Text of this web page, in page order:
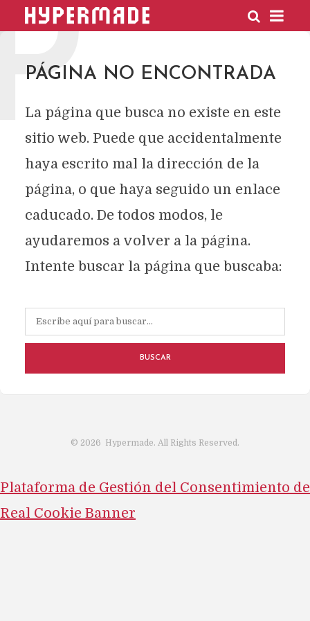
HYPERMADE
PÁGINA NO ENCONTRADA
La página que busca no existe en este
sitio web. Puede que accidentalmente
haya escrito mal la dirección de la
página, o que haya seguido un enlace
caducado. De todos modos, le
ayudaremos a volver a la página.
Intente buscar la página que buscaba:
BUSCAR
© 2026 Hypermade. All Rights Reserved.
Plataforma de Gestión del Consentimiento de
Real Cookie Banner